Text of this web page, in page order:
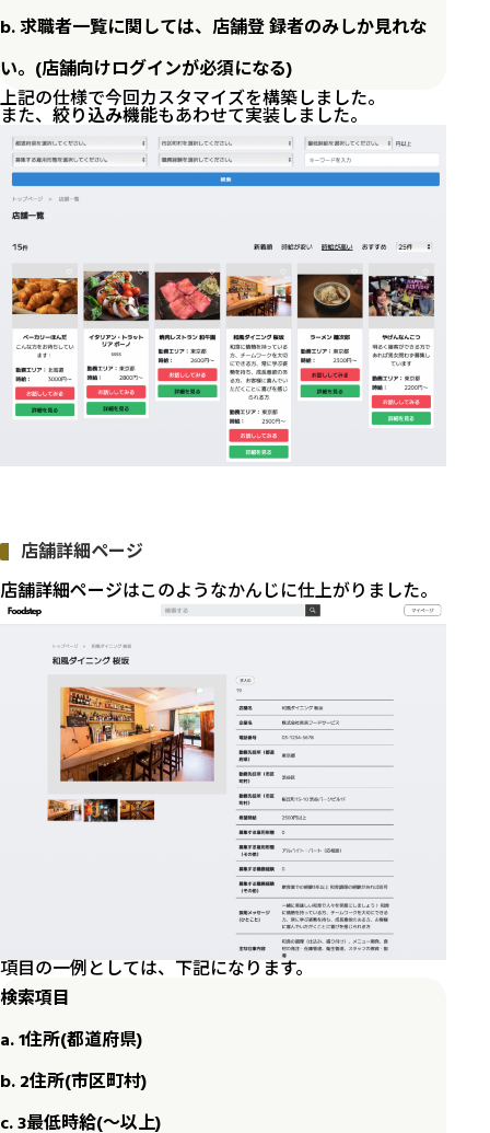
b. 求職者一覧に関しては、店舗登 録者のみしか見れな
い。(店舗向けログインが必須になる)
上記の仕様で今回カスタマイズを構築しました。
また、 絞り込み機能もあわせて実装しました。
店舗詳細ページ
店舗詳細ページはこのようなかんじに仕上がりました。
項目の一例としては、下記になります。
検索項目
a. 1住所(都道府県)
b. 2住所(市区町村)
c. 3最低時給(〜以上)